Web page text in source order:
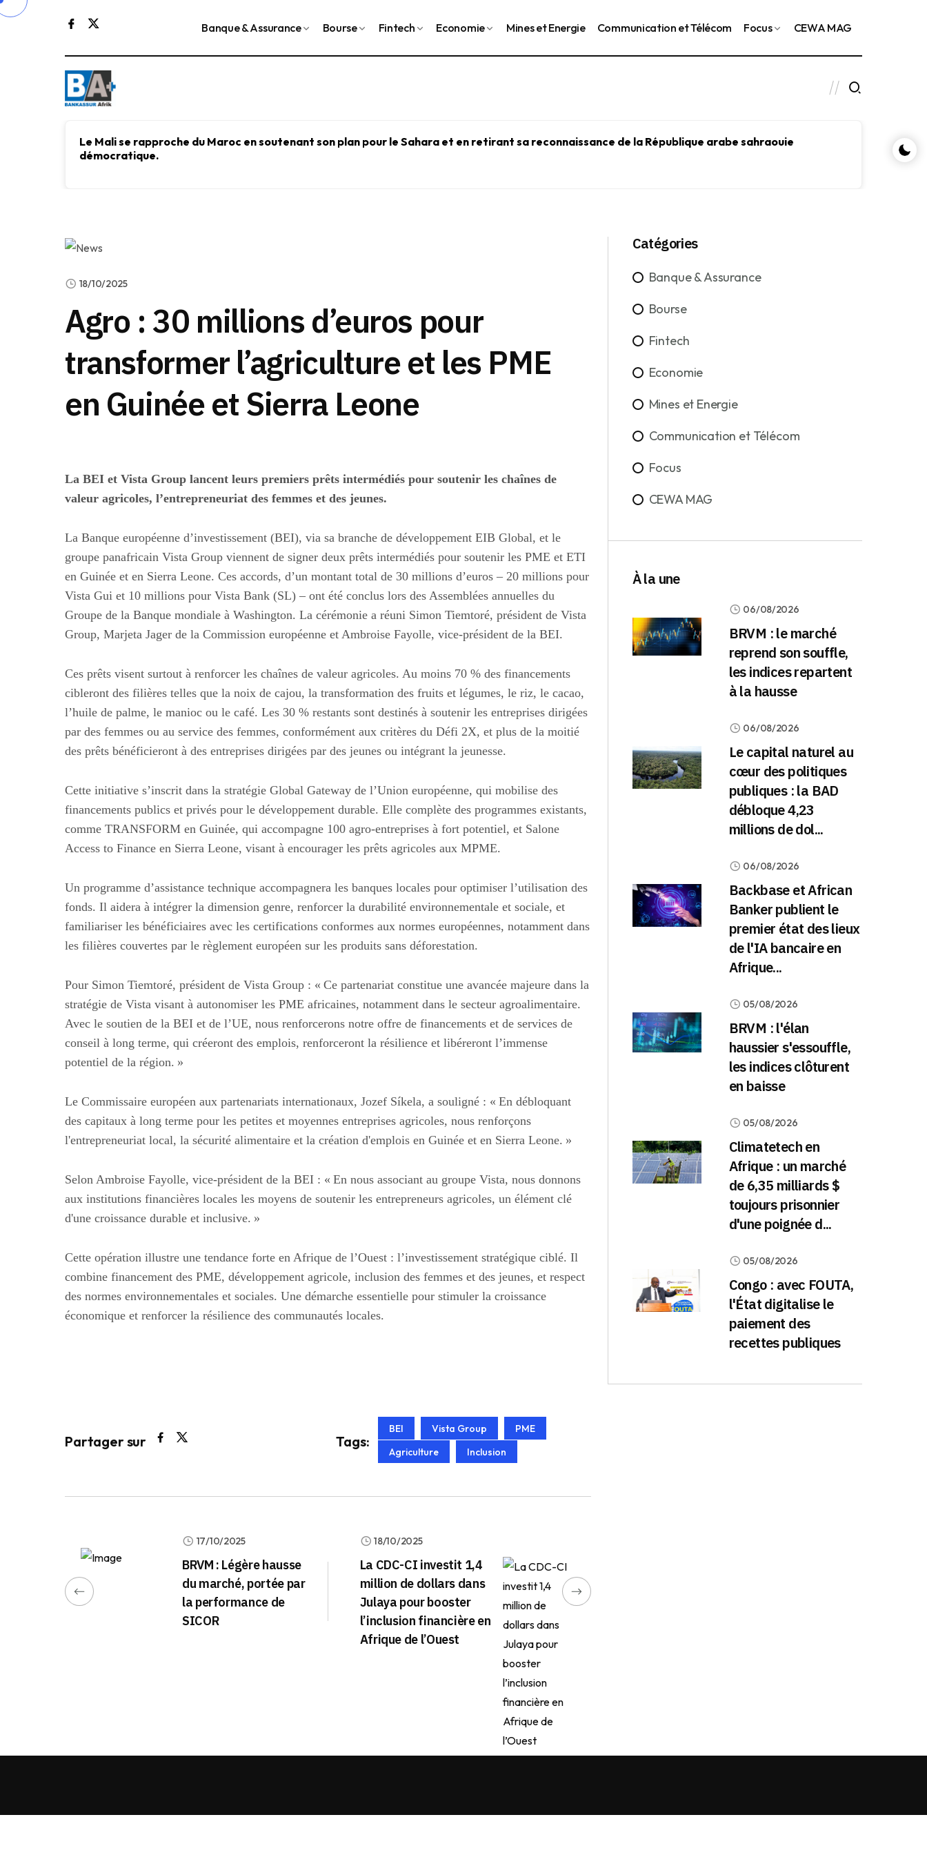
Banque & Assurance Bourse Fintech Economie Mines et Energie Communication et Télécom Focus CEWA MAG
Le Mali se rapproche du Maroc en soutenant son plan pour le Sahara et en retirant sa reconnaissance de la République arabe sahraouie
démocratique.
Le
le
18/10/2025
Agro : 30 millions d’euros pour
transformer l’agriculture et les PME
en Guinée et Sierra Leone
La BEI et Vista Group lancent leurs premiers prêts intermédiés pour soutenir les chaînes de
valeur agricoles, l’entrepreneuriat des femmes et des jeunes.
La Banque européenne d’investissement (BEI), via sa branche de développement EIB Global, et le
groupe panafricain Vista Group viennent de signer deux prêts intermédiés pour soutenir les PME et ETI
en Guinée et en Sierra Leone. Ces accords, d’un montant total de 30 millions d’euros – 20 millions pour
Vista Gui et 10 millions pour Vista Bank (SL) – ont été conclus lors des Assemblées annuelles du
Groupe de la Banque mondiale à Washington. La cérémonie a réuni Simon Tiemtoré, président de Vista
Group, Marjeta Jager de la Commission européenne et Ambroise Fayolle, vice-président de la BEI.
Ces prêts visent surtout à renforcer les chaînes de valeur agricoles. Au moins 70 % des financements
cibleront des filières telles que la noix de cajou, la transformation des fruits et légumes, le riz, le cacao,
l’huile de palme, le manioc ou le café. Les 30 % restants sont destinés à soutenir les entreprises dirigées
par des femmes ou au service des femmes, conformément aux critères du Défi 2X, et plus de la moitié
des prêts bénéficieront à des entreprises dirigées par des jeunes ou intégrant la jeunesse.
Cette initiative s’inscrit dans la stratégie Global Gateway de l’Union européenne, qui mobilise des
financements publics et privés pour le développement durable. Elle complète des programmes existants,
comme TRANSFORM en Guinée, qui accompagne 100 agro-entreprises à fort potentiel, et Salone
Access to Finance en Sierra Leone, visant à encourager les prêts agricoles aux MPME.
Un programme d’assistance technique accompagnera les banques locales pour optimiser l’utilisation des
fonds. Il aidera à intégrer la dimension genre, renforcer la durabilité environnementale et sociale, et
familiariser les bénéficiaires avec les certifications conformes aux normes européennes, notamment dans
les filières couvertes par le règlement européen sur les produits sans déforestation.
Pour Simon Tiemtoré, président de Vista Group : « Ce partenariat constitue une avancée majeure dans la
stratégie de Vista visant à autonomiser les PME africaines, notamment dans le secteur agroalimentaire.
Avec le soutien de la BEI et de l’UE, nous renforcerons notre offre de financements et de services de
conseil à long terme, qui créeront des emplois, renforceront la résilience et libéreront l’immense
potentiel de la région. »
Le Commissaire européen aux partenariats internationaux, Jozef Síkela, a souligné : « En débloquant
des capitaux à long terme pour les petites et moyennes entreprises agricoles, nous renforçons
l'entrepreneuriat local, la sécurité alimentaire et la création d'emplois en Guinée et en Sierra Leone. »
Selon Ambroise Fayolle, vice-président de la BEI : « En nous associant au groupe Vista, nous donnons
aux institutions financières locales les moyens de soutenir les entrepreneurs agricoles, un élément clé
d'une croissance durable et inclusive. »
Cette opération illustre une tendance forte en Afrique de l’Ouest : l’investissement stratégique ciblé. Il
combine financement des PME, développement agricole, inclusion des femmes et des jeunes, et respect
des normes environnementales et sociales. Une démarche essentielle pour stimuler la croissance
économique et renforcer la résilience des communautés locales.
Partager sur Tags:
BEI Vista Group
PME
Agriculture
Inclusion
17/10/2025
BRVM : Légère hausse
du marché, portée par
la performance de
SICOR
18/10/2025
La CDC-CI investit 1,4
million de dollars dans
Julaya pour booster
l’inclusion financière en
Afrique de l’Ouest
Catégories
Banque & Assurance
Bourse
Fintech
Economie
Mines et Energie
Communication et Télécom
Focus
CEWA MAG
À la une
06/08/2026
BRVM : le marché
reprend son souffle,
les indices repartent
à la hausse
06/08/2026
Le capital naturel au
cœur des politiques
publiques : la BAD
débloque 4,23
millions de dol...
06/08/2026
Backbase et African
Banker publient le
premier état des lieux
de l'IA bancaire en
Afrique...
05/08/2026
BRVM : l'élan
haussier s'essouffle,
les indices clôturent
en baisse
05/08/2026
Climatetech en
Afrique : un marché
de 6,35 milliards $
toujours prisonnier
d'une poignée d...
05/08/2026
Congo : avec FOUTA,
l'État digitalise le
paiement des
recettes publiques